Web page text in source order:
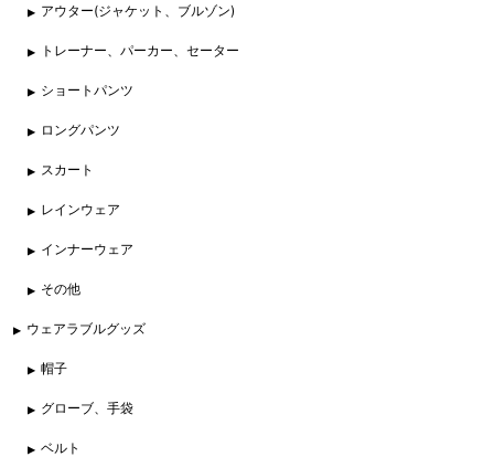
アウター(ジャケット、ブルゾン)
トレーナー、パーカー、セーター
ショートパンツ
ロングパンツ
スカート
レインウェア
インナーウェア
その他
ウェアラブルグッズ
帽子
グローブ、手袋
ベルト